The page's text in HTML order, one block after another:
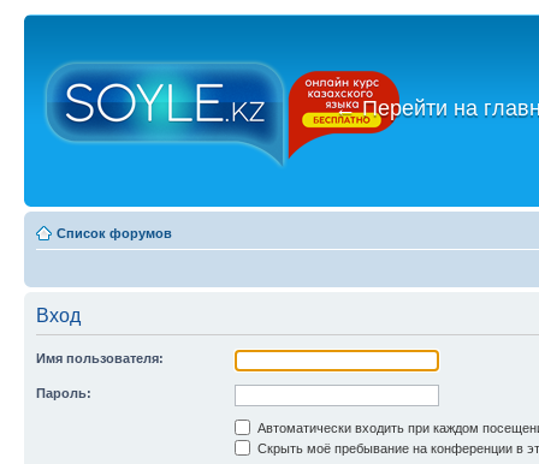
←Перейти на
Список форумов
Вход
Имя пользователя:
Пароль:
Автоматически входить при каждом
Скрыть моё пребывание на конференции в